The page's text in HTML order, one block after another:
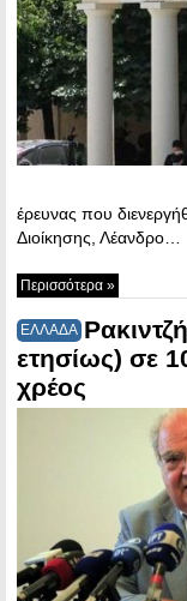
έρευνας που
Διοίκησης, Λέανδρο…
Περισσότερα »
ΕΛΛΑΔΑ
ετησίως) σε
χρέος